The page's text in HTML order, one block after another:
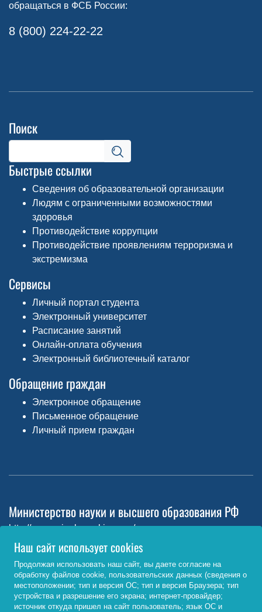
обращаться в ФСБ России:
8 (800) 224-22-22
Поиск
Быстрые ссылки
Сведения об образовательной организации
Людям с ограниченными возможностями
здоровья
Противодействие коррупции
Противодействие проявлениям терроризма и
экстремизма
Сервисы
Личный портал студента
Электронный университет
Расписание занятий
Онлайн-оплата обучения
Электронный библиотечный каталог
Обращение граждан
Электронное обращение
Письменное обращение
Личный прием граждан
Министерство науки и высшего образования РФ
http://www.minobrnauki.gov.ru/
Министерство просвещения РФ
https://edu.gov.ru/
Федеральный портал «Российское образование»
Наш сайт использует cookies
Продолжая использовать наш сайт, вы даете согласие на
обработку файлов cookie, пользовательских данных (сведения о
местоположении; тип и версия ОС; тип и версия Браузера; тип
устройства и разрешение его экрана; интернет-провайдер;
источник откуда пришел на сайт пользователь; язык ОС и